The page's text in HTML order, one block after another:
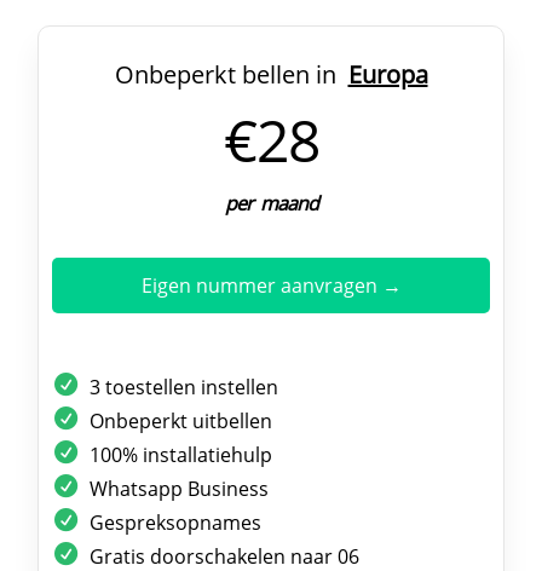
Onbeperkt bellen in Europa
€28
per maand
Eigen nummer aanvragen →
3 toestellen instellen
Onbeperkt uitbellen
100% installatiehulp
Whatsapp Business
Gespreksopnames
Gratis doorschakelen naar 06